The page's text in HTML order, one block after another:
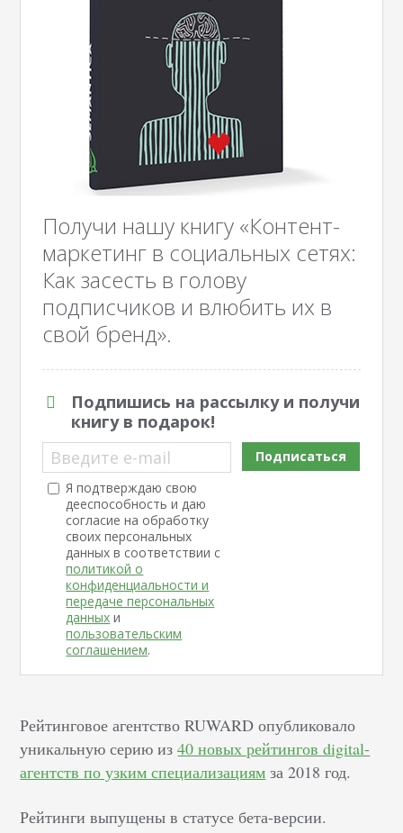
Получи нашу книгу «Контент-
маркетинг в социальных сетях:
Как засесть в голову
подписчиков и влюбить их в
свой бренд».
Подпишись на рассылку и получи
книгу в подарок!
Введите e-mail
Я подтверждаю свою
дееспособность и даю
согласие на обработку
своих персональных
данных в соответствии с
политикой о
конфиденциальности и
передаче персональных
данных и
пользовательским
соглашением.
Подписаться
Рейтинговое агентство RUWARD опубликовало
уникальную серию из40 новых рейтингов digital-
агентств по узким специализациям за 2018 год.
Рейтинги выпущены в статусе бета-версии.